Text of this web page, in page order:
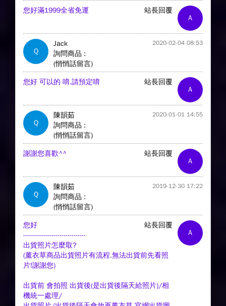
A
站長回覆
您好滿1999全省免運
Q
Jack 2020-02-04 08:53
詢問商品 :
(悄悄話留言)
A
站長回覆
您好 可以的 唷.請預定唷
Q
陳韻茹 2020-01-01 14:55
詢問商品 :
(悄悄話留言)
A
站長回覆
謝謝您喜歡^^
Q
陳韻茹 2019-12-30 17:22
詢問商品 :
(悄悄話留言)
A
站長回覆
您好
-------------------------------
出貨照片怎麼取?
(薰衣草商品出貨照片有流程.無法出貨前先看照
片!謝謝您)
出貨前 會拍照 出貨後(是出貨後隔天給照片)/相
機統一處理/